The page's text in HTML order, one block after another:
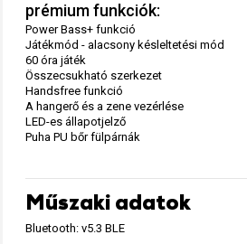
prémium funkciók:
Power Bass+ funkció
Játékmód - alacsony késleltetési mód
60 óra játék
Összecsukható szerkezet
Handsfree funkció
A hangerő és a zene vezérlése
LED-es állapotjelző
Puha PU bőr fülpárnák
Műszaki adatok
Bluetooth: v5.3 BLE